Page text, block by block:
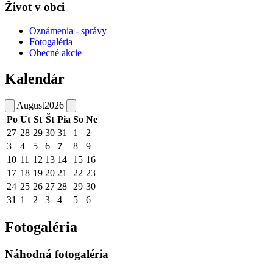
Život v obci
Oznámenia - správy
Fotogaléria
Obecné akcie
Kalendár
August2026
Po Ut St Št Pia So Ne
27 28 29 30 31 1
2
3
4 5 6 7 8
9
10 11 12 13 14 15 16
17 18 19 20 21 22 23
24 25 26 27 28 29 30
31 1 2 3 4 5 6
Fotogaléria
Náhodná fotogaléria